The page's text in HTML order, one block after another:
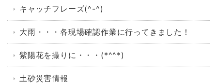
キャッチフレーズ(^-^)
大雨・・・各現場確認作業に行ってきました！
紫陽花を撮りに・・・(*^^*)
土砂災害情報